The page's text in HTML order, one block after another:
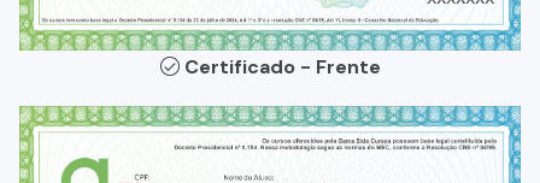
Certificado - Frente